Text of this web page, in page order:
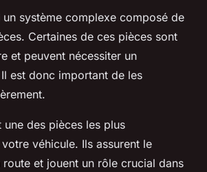
un système complexe composé de
Certaines de ces pièces sont
et peuvent nécessiter un
est donc important de les
une des pièces les plus
véhicule. Ils assurent le
et jouent un rôle crucial dans